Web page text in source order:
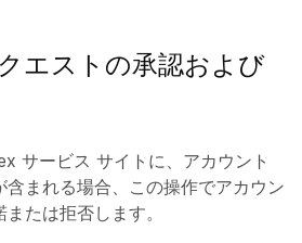
エストの承認および
サービス サイトに、アカウント
まれる場合、この操作でアカウン
たは拒否します。